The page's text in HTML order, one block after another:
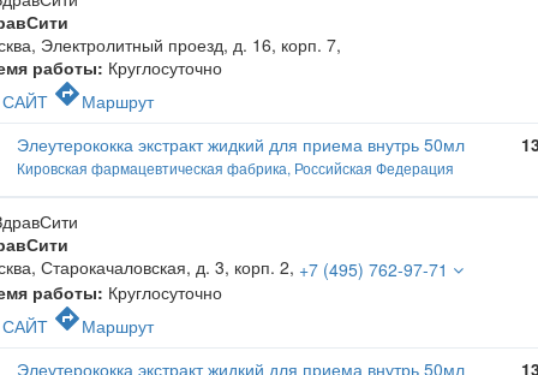
Электролитный проезд, д. 16, корп. 7,
работы: Круглосуточно
САЙТ directionsМаршрут
Элеутерококка экстракт жидкий для приема внутрь 50мл
Кировская фармацевтическая фабрика, Российская Федерация
Старокачаловская, д. 3, корп. 2, +7 (495) 762-97-71
работы: Круглосуточно
САЙТ directionsМаршрут
Элеутерококка экстракт жидкий для приема внутрь 50мл